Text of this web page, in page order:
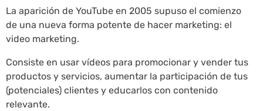
La aparición de YouTube en 2005 supuso el comienzo
de una nueva forma potente de hacer marketing: el
video marketing.
Consiste en usar vídeos para promocionar y vender tus
productos y servicios, aumentar la participación de tus
(potenciales) clientes y educarlos con contenido
relevante.